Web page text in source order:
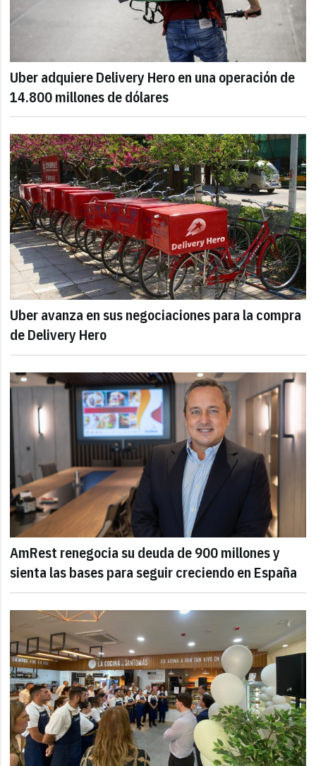
Uber adquiere Delivery Hero en una operación de
14.800 millones de dólares
Uber avanza en sus negociaciones para la compra
de Delivery Hero
AmRest renegocia su deuda de 900 millones y
sienta las bases para seguir creciendo en España